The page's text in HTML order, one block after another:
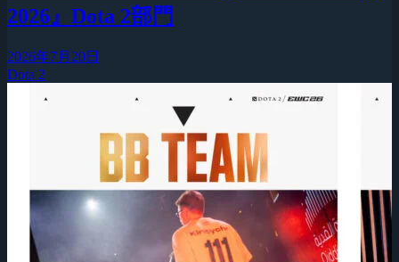
2026』Dota 2部門
2026年7月20日
Dota 2